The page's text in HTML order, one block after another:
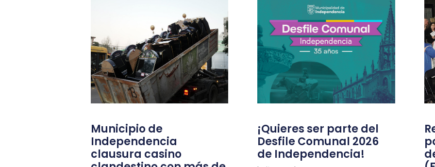
Municipio de
Independencia
clausura casino
¡Quieres ser parte del
Desfile Comunal 2026
de Independencia!